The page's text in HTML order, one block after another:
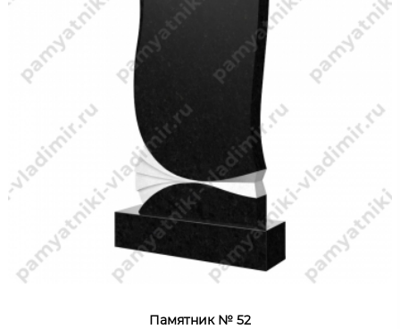
Памятник № 52